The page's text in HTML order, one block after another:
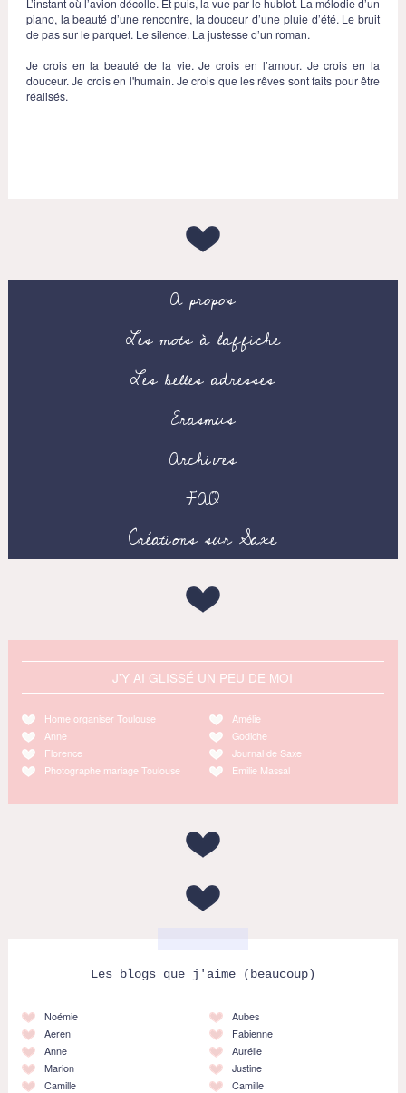
piano, la beauté d’une rencontre, la douceur d’une pluie d’été. Le bruit
de pas sur le parquet. Le silence. La justesse d’un roman.
Je crois en la beauté de la vie. Je crois en l’amour. Je crois en la
douceur. Je crois en l'humain. Je crois que les rêves sont faits pour être
réalisés.
A propos
Les mots à l’affiche
Les belles adresses
Erasmus
Archives
FAQ
Créations sur Saxe
J'Y AI GLISSÉ UN PEU DE MOI
Home organiser Toulouse
Anne
Florence
Photographe mariage Toulouse
Amélie
Godiche
Journal de Saxe
Emilie Massal
Les blogs que j'aime (beaucoup)
Noémie
Aeren
Anne
Marion
Camille
Aubes
Fabienne
Aurélie
Justine
Camille